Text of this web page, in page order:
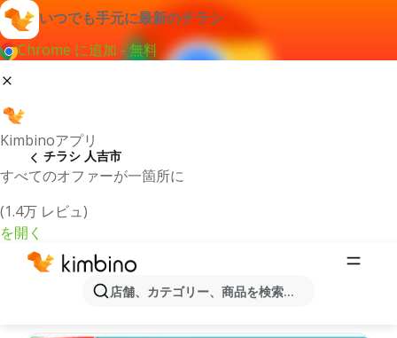
いつでも手元に最新のチラシ
Chrome に追加 - 無料
Kimbinoアプリ
すべてのオファーが一箇所に
(1.4万 レビュ)
を開く
店舗、カテゴリー、商品を検索...
チラシ 人吉市
最新のチラシとオファー人吉市